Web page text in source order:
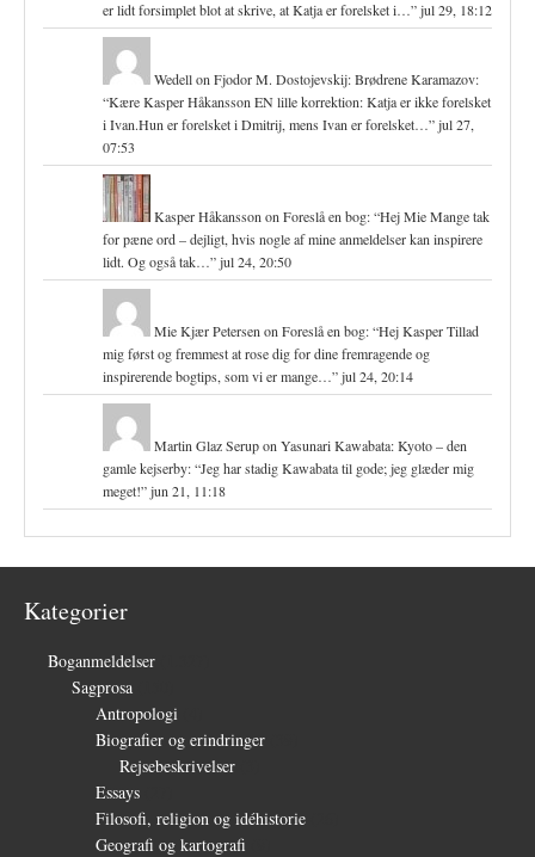
er lidt forsimplet blot at skrive, at Katja er forelsket i…”jul 29, 18:12
Wedellon Fjodor M. Dostojevskij: Brødrene Karamazov:
“Kære Kasper Håkansson EN lille korrektion: Katja er ikke forelsket
i Ivan.Hun er forelsket i Dmitrij, mens Ivan er forelsket…”jul 27,
07:53
Kasper Håkansson on Foreslå en bog: “Hej Mie Mange tak
for pæne ord – dejligt, hvis nogle af mine anmeldelser kan inspirere
lidt. Og også tak…”jul 24, 20:50
Mie Kjær Petersen on Foreslå en bog: “Hej Kasper Tillad
mig først og fremmest at rose dig for dine fremragende og
inspirerende bogtips, som vi er mange…”jul 24, 20:14
Martin Glaz Serupon Yasunari Kawabata: Kyoto – den
gamle kejserby: “Jeg har stadig Kawabata til gode; jeg glæder mig
meget!”jun 21, 11:18
Kategorier
Boganmeldelser
Sagprosa
Antropologi
Biografier og erindringer
Rejsebeskrivelser
Essays
Filosofi, religion og idéhistorie
Geografi og kartografi